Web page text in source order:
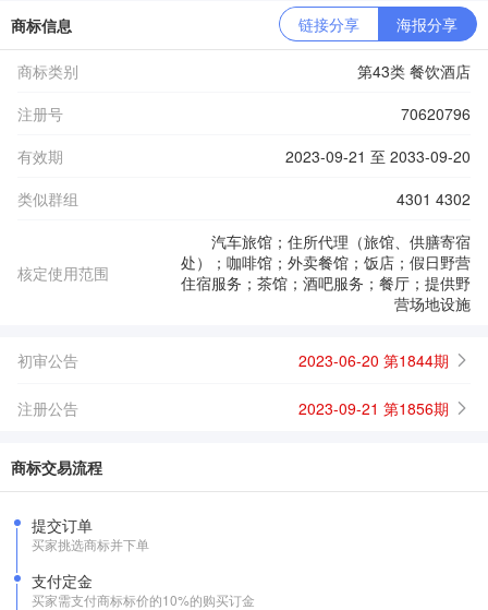
商标信息 链接分享 海报分享
商标类别
第43类 餐饮酒店
注册号
70620796
有效期
2023-09-21 至 2033-09-20
类似群组
4301 4302
核定使用范围
汽车旅馆；住所代理（旅馆、供膳寄宿
处）；咖啡馆；外卖餐馆；饭店；假日野营
住宿服务；茶馆；酒吧服务；餐厅；提供野
营场地设施
初审公告 2023-06-20 第1844期
注册公告 2023-09-21 第1856期
商标交易流程
提交订单
买家挑选商标并下单
支付定金
买家需支付商标标价的10%的购买订金